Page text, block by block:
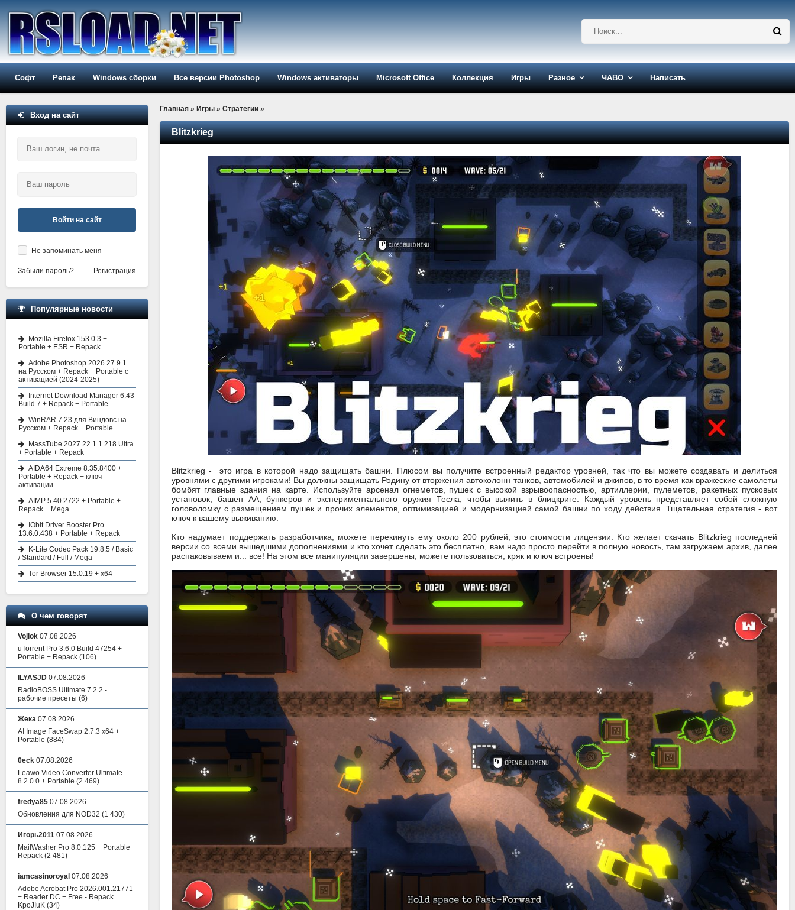
Софт Репак Windows сборки Все версии Photoshop Windows активаторы Microsoft Office Коллекция Игры Разное ЧАВО Написать
Главная » Игры » Стратегии »
Blitzkrieg
Blitzkrieg - это игра в которой надо защищать башни. Плюсом вы получите встроенный редактор уровней, так что вы можете создавать и делиться
уровнями с другими игроками! Вы должны защищать Родину от вторжения автоколонн танков, автомобилей и джипов, в то время как вражеские самолеты
бомбят главные здания на карте. Используйте арсенал огнеметов, пушек с высокой взрывоопасностью, артиллерии, пулеметов, ракетных пусковых
установок, башен АА, бункеров и экспериментального оружия Тесла, чтобы выжить в блицкриге. Каждый уровень представляет собой сложную
головоломку с размещением пушек и прочих элементов, оптимизацией и модернизацией самой башни по ходу действия. Тщательная стратегия - вот
ключ к вашему выживанию.
Кто надумает поддержать разработчика, можете перекинуть ему около 200 рублей, это стоимости лицензии. Кто желает скачать Blitzkrieg последней
версии со всеми вышедшими дополнениями и кто хочет сделать это бесплатно, вам надо просто перейти в полную новость, там загружаем архив, далее
распаковываем и... все! На этом все манипуляции завершены, можете пользоваться, кряк и ключ встроены!
Вход на сайт
Войти на сайт
Не запоминать меня
Забыли пароль? Регистрация
Популярные новости
Mozilla Firefox 153.0.3 +
Portable + ESR + Repack
Adobe Photoshop 2026 27.9.1
на Русском + Repack + Portable с
активацией (2024-2025)
Internet Download Manager 6.43
Build 7 + Repack + Portable
WinRAR 7.23 для Виндовс на
Русском + Repack + Portable
MassTube 2027 22.1.1.218 Ultra
+ Portable + Repack
AIDA64 Extreme 8.35.8400 +
Portable + Repack + ключ
активации
AIMP 5.40.2722 + Portable +
Repack + Mega
IObit Driver Booster Pro
13.6.0.438 + Portable + Repack
K-Lite Codec Pack 19.8.5 / Basic
/ Standard / Full / Mega
Tor Browser 15.0.19 + x64
О чем говорят
Vojlok 07.08.2026
uTorrent Pro 3.6.0 Build 47254 +
Portable + Repack (106)
ILYASJD 07.08.2026
RadioBOSS Ultimate 7.2.2 -
рабочие пресеты (6)
Жека 07.08.2026
AI Image FaceSwap 2.7.3 x64 +
Portable (884)
0eck 07.08.2026
Leawo Video Converter Ultimate
8.2.0.0 + Portable (2 469)
fredya85 07.08.2026
Обновления для NOD32 (1 430)
Игорь2011 07.08.2026
MailWasher Pro 8.0.125 + Portable +
Repack (2 481)
iamcasinoroyal 07.08.2026
Adobe Acrobat Pro 2026.001.21771
+ Reader DC + Free - Repack
KpoJIuK (34)